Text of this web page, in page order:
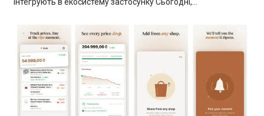
інтегрують в екосистему застосунку Сьогодні,…